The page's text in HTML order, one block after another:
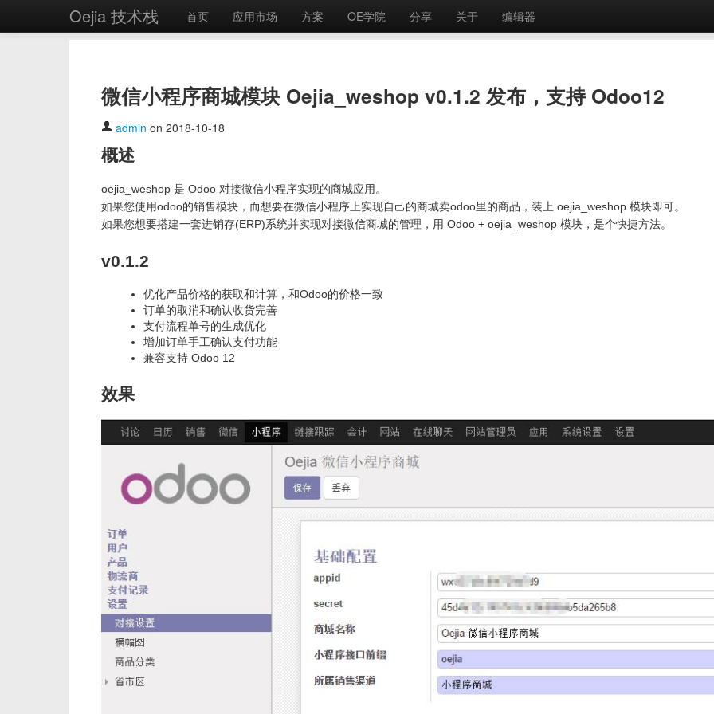
Oejia 技术栈 首页 应用市场 方案 OE学院 分享 关于 编辑器
微信小程序商城模块 Oejia_weshop v0.1.2 发布，支持 Odoo12
admin on 2018-10-18
概述
oejia_weshop 是 Odoo 对接微信小程序实现的商城应用。
如果您使用odoo的销售模块，而想要在微信小程序上实现自己的商城卖odoo里的商品，装上 oejia_weshop 模块即可。
如果您想要搭建一套进销存(ERP)系统并实现对接微信商城的管理，用 Odoo + oejia_weshop 模块，是个快捷方法。
v0.1.2
优化产品价格的获取和计算，和Odoo的价格一致
订单的取消和确认收货完善
支付流程单号的生成优化
增加订单手工确认支付功能
兼容支持 Odoo 12
效果